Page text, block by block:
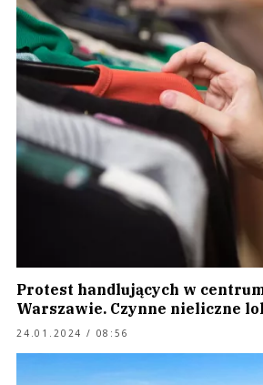
Protest handlujących w
Warszawie. Czynne nieliczne
24.01.2024 / 08:56